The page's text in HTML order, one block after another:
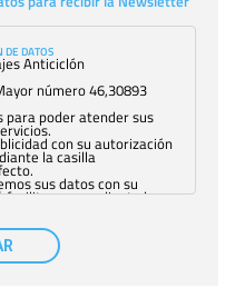
DE DATOS
Anticiclón
número 46,30893
para poder atender sus
con su autorización
la casilla
sus datos con su
facilitarnos mediante la
sólo el personal de
autorizado podrá
que le pedimos. No se